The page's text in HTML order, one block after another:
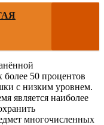
более 50 процентов
с низким уровнем.
является наиболее
многочисленных